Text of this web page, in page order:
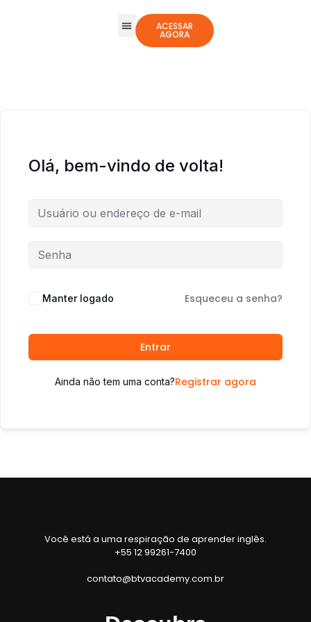
ACESSAR
AGORA
Olá, bem-vindo de volta!
Manter logado Esqueceu a senha?
Entrar
Ainda não tem uma conta?Registrar agora
Você está a uma respiração de aprender inglês.
+55 12 99261-7400
contato@btvacademy.com.br